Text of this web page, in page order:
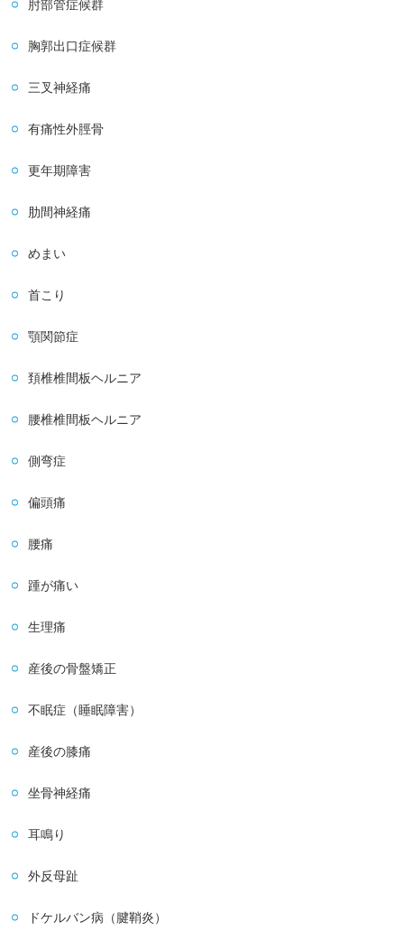
肘部管症候群
胸郭出口症候群
三叉神経痛
有痛性外脛骨
更年期障害
肋間神経痛
めまい
首こり
顎関節症
頚椎椎間板ヘルニア
腰椎椎間板ヘルニア
側弯症
偏頭痛
腰痛
踵が痛い
生理痛
産後の骨盤矯正
不眠症（睡眠障害）
産後の膝痛
坐骨神経痛
耳鳴り
外反母趾
ドケルバン病（腱鞘炎）